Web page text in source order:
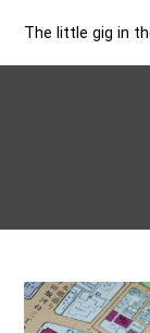
The little gig in